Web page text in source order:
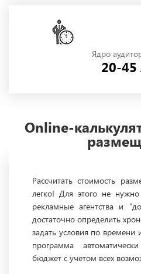
Ядро
20-45
Online-
Рассчитать стоимость
легко! Для этого не
рекламные агентства и
достаточно определить
задать условия по времени
программа
бюджет с учетом всех